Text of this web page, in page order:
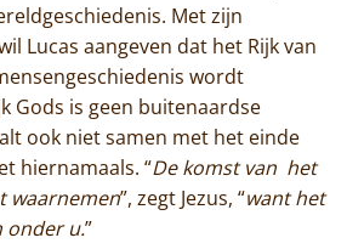
Met zijn
Lucas aangeven dat het Rijk van
wordt
Gods is geen buitenaardse
ook niet samen met het einde
hiernamaals. “De komst van het
waarnemen”, zegt Jezus, “want het
onder u.”